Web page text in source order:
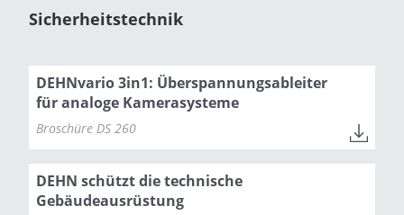
Sicherheitstechnik
DEHNvario 3in1: Überspannungsableiter
für analoge Kamerasysteme
Broschüre DS 260
DEHN schützt die technische
Gebäudeausrüstung